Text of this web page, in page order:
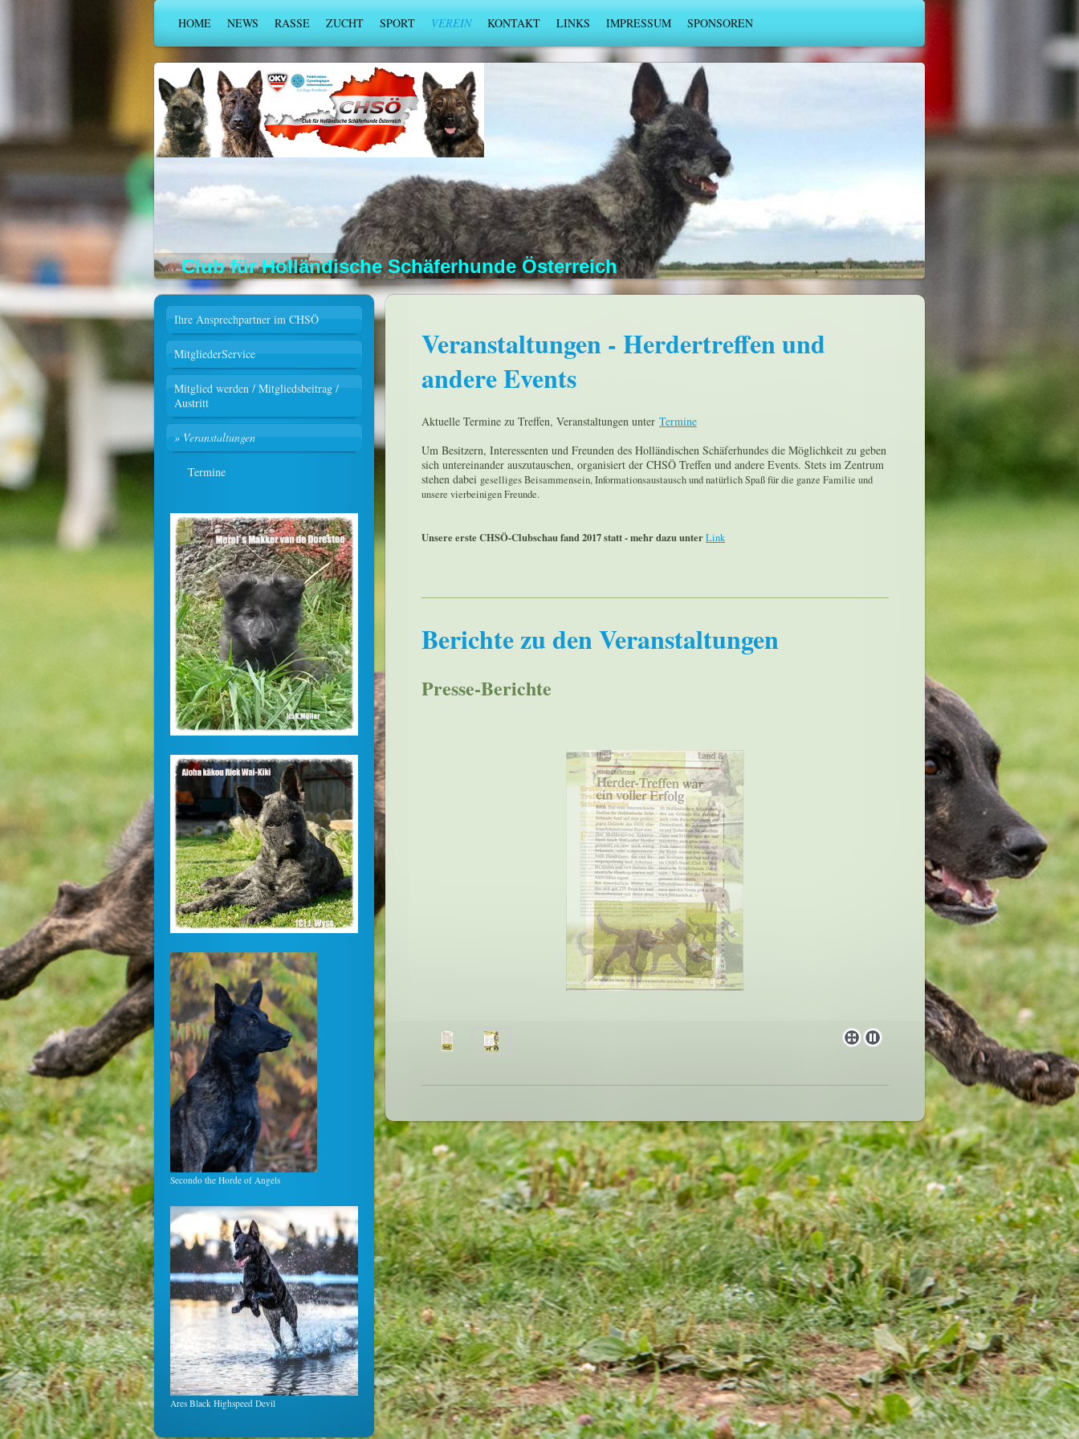
HOME NEWS RASSE ZUCHT SPORT VEREIN KONTAKT LINKS IMPRESSUM SPONSOREN
Club für Holländische Schäferhunde Österreich
Veranstaltungen - Herdertreffen und
andere Events
Aktuelle Termine zu Treffen, Veranstaltungen unter Termine
Um Besitzern, Interessenten und Freunden des Holländischen Schäferhundes die Möglichkeit zu geben
sich untereinander auszutauschen, organisiert der CHSÖ Treffen und andere Events. Stets im Zentrum
stehen dabei geselliges Beisammensein, Informationsaustausch und natürlich Spaß für die ganze Familie und
unsere vierbeinigen Freunde.
Unsere erste CHSÖ-Clubschau fand 2017 statt - mehr dazu unterLink
Berichte zu den Veranstaltungen
Presse-Berichte
Ihre Ansprechpartner im CHSÖ
MitgliederService
Mitglied werden / Mitgliedsbeitrag /
Austritt
Veranstaltungen
Termine
Secondo the Horde of Angels
Ares Black Highspeed Devil